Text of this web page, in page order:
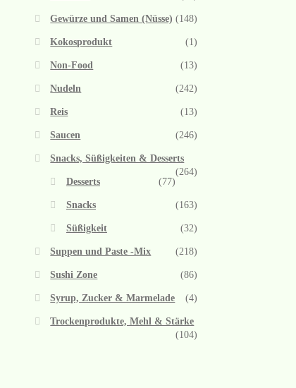
Gewürze und Samen (Nüsse) (148)
Kokosprodukt (1)
Non-Food (13)
Nudeln (242)
Reis (13)
Saucen (246)
Snacks, Süßigkeiten & Desserts
(264)
Desserts
(77)
Snacks (163)
Süßigkeit (32)
Suppen und Paste -Mix (218)
Sushi Zone (86)
Syrup, Zucker & Marmelade (4)
Trockenprodukte, Mehl & Stärke
(104)